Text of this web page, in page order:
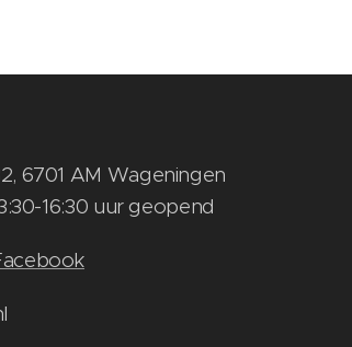
6701 AM Wageningen
16:30 uur geopend